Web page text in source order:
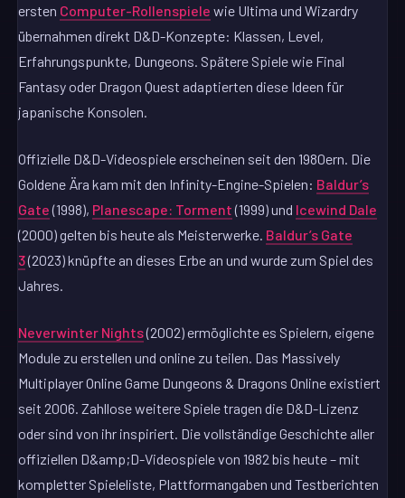
ersten Computer-Rollenspiele wie Ultima und Wizardry
übernahmen direkt D&D-Konzepte: Klassen, Level,
Erfahrungspunkte, Dungeons. Spätere Spiele wie Final
Fantasy oder Dragon Quest adaptierten diese Ideen für
japanische Konsolen.
Offizielle D&D-Videospiele erscheinen seit den 1980ern. Die
Goldene Ära kam mit den Infinity-Engine-Spielen: Baldur’s
Gate(1998), Planescape: Torment(1999) und Icewind Dale
(2000) gelten bis heute als Meisterwerke. Baldur’s Gate
3(2023) knüpfte an dieses Erbe an und wurde zum Spiel des
Jahres.
Neverwinter Nights(2002) ermöglichte es Spielern, eigene
Module zu erstellen und online zu teilen. Das Massively
Multiplayer Online Game Dungeons & Dragons Online existiert
seit 2006. Zahllose weitere Spiele tragen die D&D-Lizenz
oder sind von ihr inspiriert. Die vollständige Geschichte aller
offiziellen D&amp;D-Videospiele von 1982 bis heute – mit
kompletter Spieleliste, Plattformangaben und Testberichten